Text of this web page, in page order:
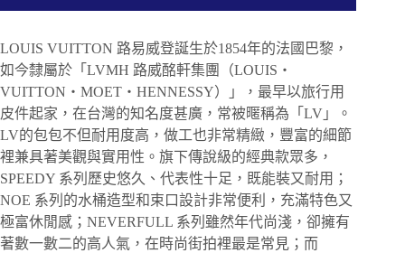
LOUIS VUITTON 路易威登誕生於1854年的法國巴黎，
如今隸屬於「LVMH 路威酩軒集團（LOUIS・
VUITTON・MOET・HENNESSY）」，最早以旅行用
皮件起家，在台灣的知名度甚廣，常被暱稱為「LV」。
LV的包包不但耐用度高，做工也非常精緻，豐富的細節
裡兼具著美觀與實用性。旗下傳說級的經典款眾多，
SPEEDY 系列歷史悠久、代表性十足，既能裝又耐用；
NOE 系列的水桶造型和束口設計非常便利，充滿特色又
極富休閒感；NEVERFULL 系列雖然年代尚淺，卻擁有
著數一數二的高人氣，在時尚街拍裡最是常見；而